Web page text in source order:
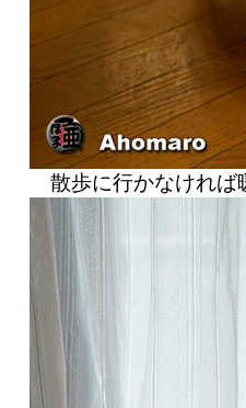
散歩に行かなければ